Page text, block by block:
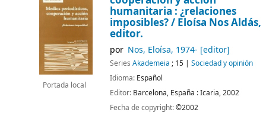
Portada local
humanitaria : ¿relaciones
imposibles? / Eloísa Nos Aldás,
editor.
por Nos, Eloísa, 1974- [editor]
Series Akad­emeia ; 15| Sociedad y opinión
Idioma: Español
Editor: Barcelona, España :Icaria,2002
Fecha de copyright:©2002